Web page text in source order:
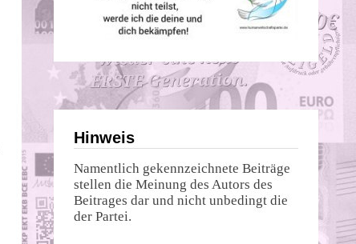
Hinweis
Namentlich gekennzeichnete Beiträge
stellen die Meinung des Autors des
Beitrages dar und nicht unbedingt die
der Partei.